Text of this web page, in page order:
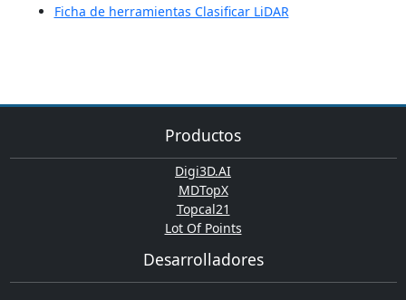
Ficha de herramientas Clasificar LiDAR
Productos
Digi3D.AI
MDTopX
Topcal21
Lot Of Points
Desarrolladores